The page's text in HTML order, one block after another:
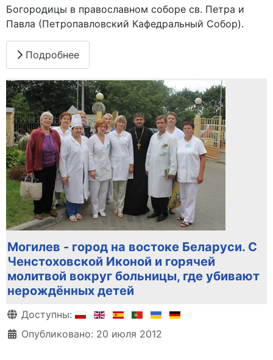
Богородицы в православном соборе св. Петра и
Павла (Петропавловский Кафедральный Собор).
Подробнее
Могилев - город на востоке Беларуси. С
Ченстоховской Иконой и горячей
молитвой вокруг больницы, где убивают
нерождённых детей
Информация о материале
Доступны:
Опубликовано: 20 июля 2012